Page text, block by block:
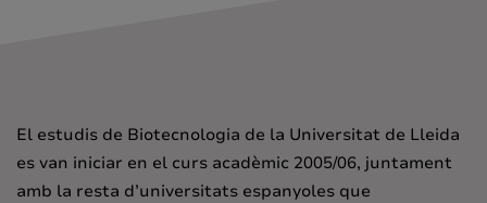
El estudis de Biotecnologia de la Universitat de Lleida
es van iniciar en el curs acadèmic 2005/06, juntament
amb la resta d’universitats espanyoles que